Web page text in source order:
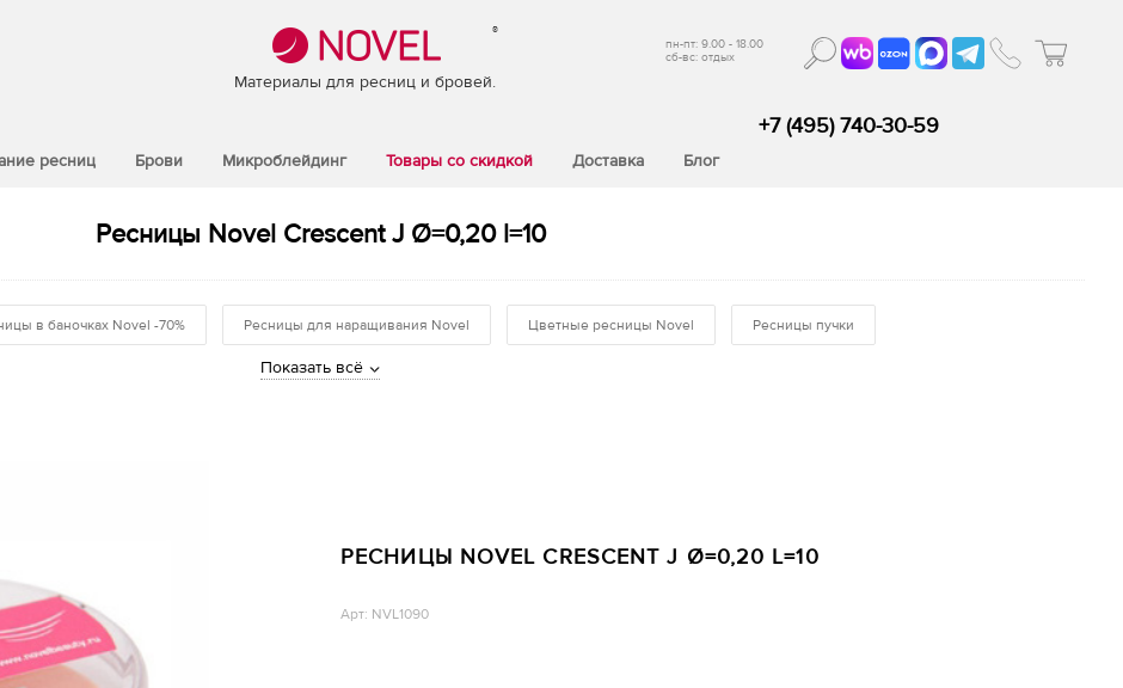
®
Материалы для ресниц и бровей.
пн-пт: 9.00 - 18.00
сб-вс: отдых
ресниц Брови Микроблейдинг Товары со скидкой Доставка Блог
+7 (495) 740-30-59
Ресницы Novel Crescent J Ø=0,20 l=10
в баночках Novel -70% Ресницы для наращивания Novel Цветные ресницы Novel Ресницы пучки
Показать всё
РЕСНИЦЫ NOVEL CRESCENT J Ø=0,20 L=10
Арт: NVL1090